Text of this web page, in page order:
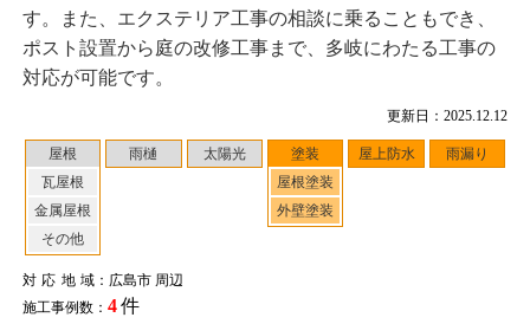
更新日：2025.12.12
屋根
瓦屋根
金属屋根
その他
雨樋 太陽光
塗装
屋根塗装
外壁塗装
屋上防水 雨漏り
対応地域：広島市 周辺
施工事例数： 4件
す。また、エクステリア工事の相談に乗ることもでき、
ポスト設置から庭の改修工事まで、多岐にわたる工事の
対応が可能です。